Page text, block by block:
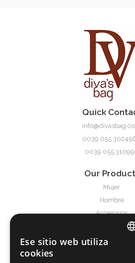
Quick
0039 055
0039 055
Our
Mujer
Hombre
Accesorios
Ese sitio web utiliza
cookies